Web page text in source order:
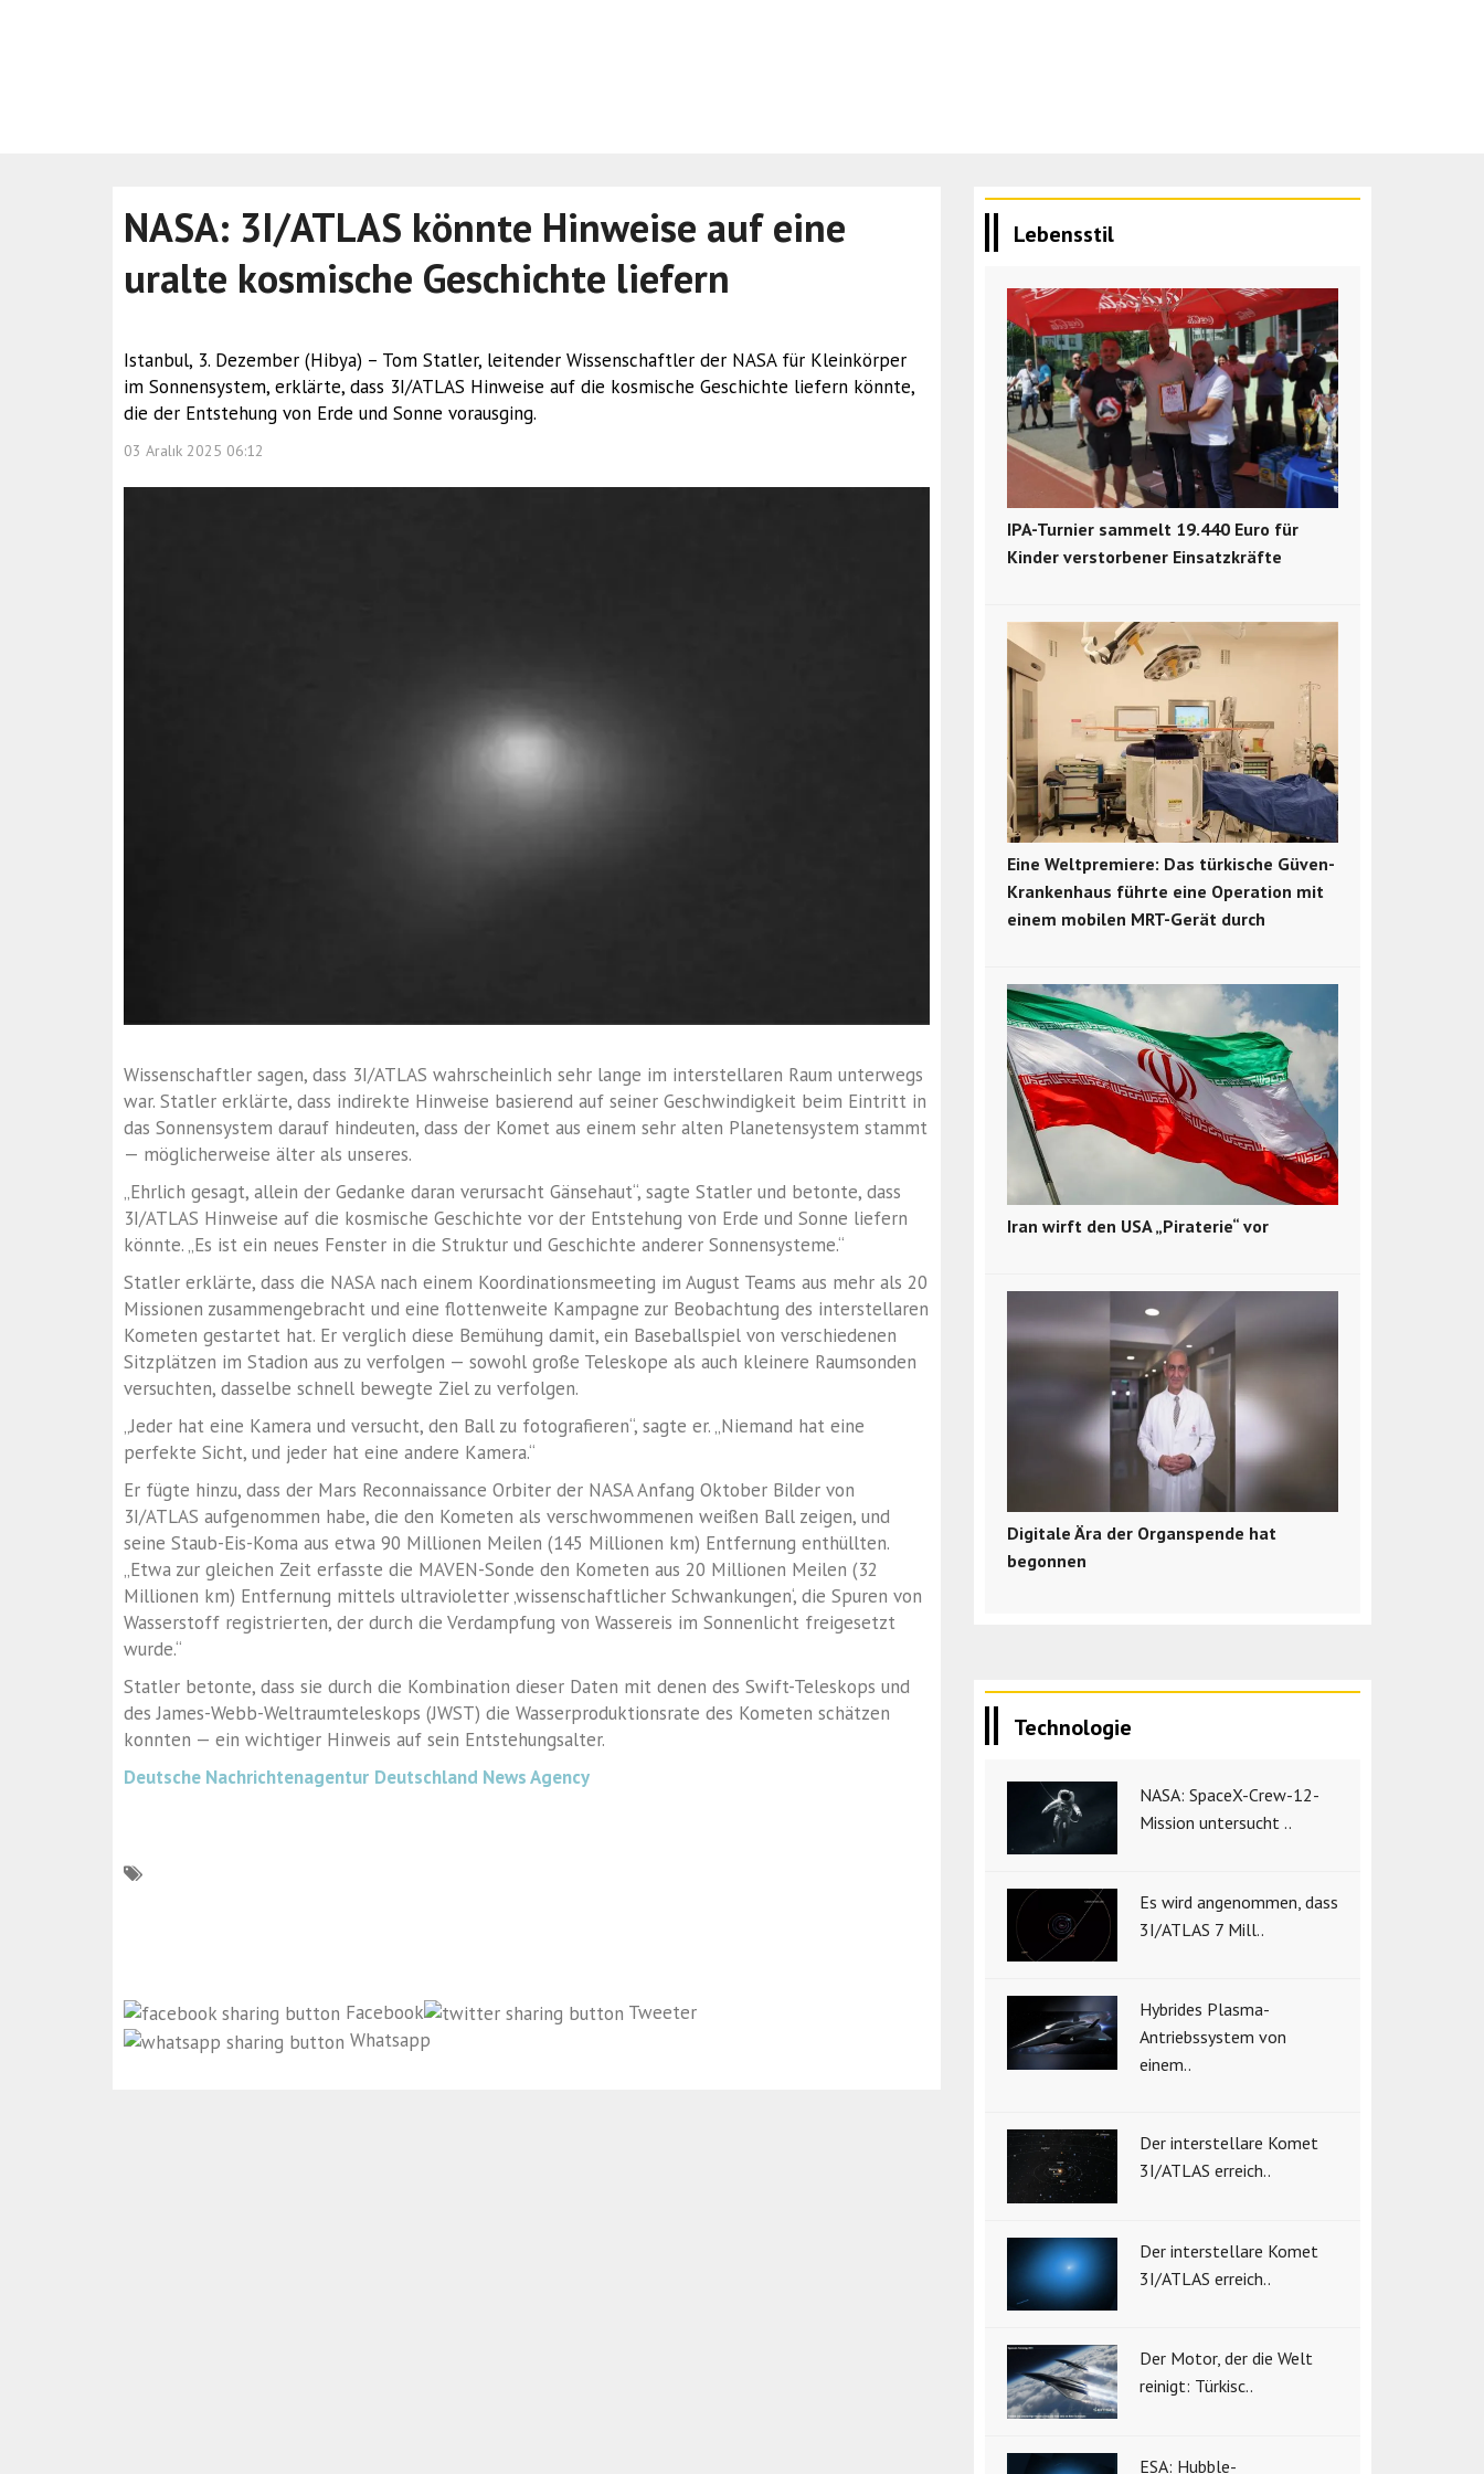
NASA: 3I/ATLAS könnte Hinweise auf eine
uralte kosmische Geschichte liefern
Istanbul, 3. Dezember (Hibya) – Tom Statler, leitender Wissenschaftler der NASA für Kleinkörper
im Sonnensystem, erklärte, dass 3I/ATLAS Hinweise auf die kosmische Geschichte liefern könnte,
die der Entstehung von Erde und Sonne vorausging.
03 Aralık 2025 06:12
Wissenschaftler sagen, dass 3I/ATLAS wahrscheinlich sehr lange im interstellaren Raum unterwegs
war. Statler erklärte, dass indirekte Hinweise basierend auf seiner Geschwindigkeit beim Eintritt in
das Sonnensystem darauf hindeuten, dass der Komet aus einem sehr alten Planetensystem stammt
— möglicherweise älter als unseres.
„Ehrlich gesagt, allein der Gedanke daran verursacht Gänsehaut“, sagte Statler und betonte, dass
3I/ATLAS Hinweise auf die kosmische Geschichte vor der Entstehung von Erde und Sonne liefern
könnte. „Es ist ein neues Fenster in die Struktur und Geschichte anderer Sonnensysteme.“
Statler erklärte, dass die NASA nach einem Koordinationsmeeting im August Teams aus mehr als 20
Missionen zusammengebracht und eine flottenweite Kampagne zur Beobachtung des interstellaren
Kometen gestartet hat. Er verglich diese Bemühung damit, ein Baseballspiel von verschiedenen
Sitzplätzen im Stadion aus zu verfolgen — sowohl große Teleskope als auch kleinere Raumsonden
versuchten, dasselbe schnell bewegte Ziel zu verfolgen.
„Jeder hat eine Kamera und versucht, den Ball zu fotografieren“, sagte er. „Niemand hat eine
perfekte Sicht, und jeder hat eine andere Kamera.“
Er fügte hinzu, dass der Mars Reconnaissance Orbiter der NASA Anfang Oktober Bilder von
3I/ATLAS aufgenommen habe, die den Kometen als verschwommenen weißen Ball zeigen, und
seine Staub-Eis-Koma aus etwa 90 Millionen Meilen (145 Millionen km) Entfernung enthüllten.
„Etwa zur gleichen Zeit erfasste die MAVEN-Sonde den Kometen aus 20 Millionen Meilen (32
Millionen km) Entfernung mittels ultravioletter ‚wissenschaftlicher Schwankungen‘, die Spuren von
Wasserstoff registrierten, der durch die Verdampfung von Wassereis im Sonnenlicht freigesetzt
wurde.“
Statler betonte, dass sie durch die Kombination dieser Daten mit denen des Swift-Teleskops und
des James-Webb-Weltraumteleskops (JWST) die Wasserproduktionsrate des Kometen schätzen
konnten — ein wichtiger Hinweis auf sein Entstehungsalter.
Deutsche Nachrichtenagentur Deutschland News Agency
Facebook
Tweeter
Whatsapp
Lebensstil
IPA-Turnier sammelt 19.440 Euro für
Kinder verstorbener Einsatzkräfte
Eine Weltpremiere: Das türkische Güven-
Krankenhaus führte eine Operation mit
einem mobilen MRT-Gerät durch
Iran wirft den USA „Piraterie“ vor
Digitale Ära der Organspende hat
begonnen
Technologie
NASA: SpaceX-Crew-12-
Mission untersucht ..
Es wird angenommen, dass
3I/ATLAS 7 Mill..
Hybrides Plasma-
Antriebssystem von
einem..
Der interstellare Komet
3I/ATLAS erreich..
Der interstellare Komet
3I/ATLAS erreich..
Der Motor, der die Welt
reinigt: Türkisc..
ESA: Hubble-